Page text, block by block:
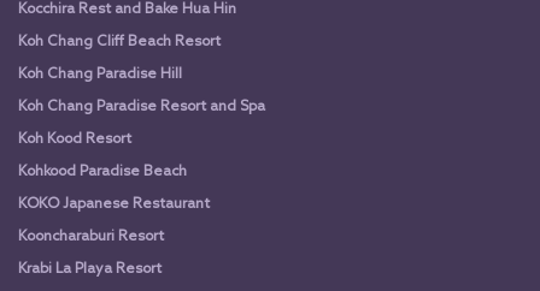
Kocchira Rest and Bake Hua Hin
Koh Chang Cliff Beach Resort
Koh Chang Paradise Hill
Koh Chang Paradise Resort and Spa
Koh Kood Resort
Kohkood Paradise Beach
KOKO Japanese Restaurant
Kooncharaburi Resort
Krabi La Playa Resort